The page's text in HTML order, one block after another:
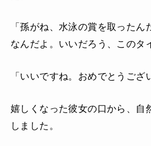
「孫がね、水泳の賞を取った
なんだよ。いいだろう、このタ
「いいですね。おめでとうござ
嬉しくなった彼女の口から、自
しました。